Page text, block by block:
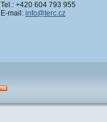
Tel.: +420 604 793 955
E-mail: info@terc.cz